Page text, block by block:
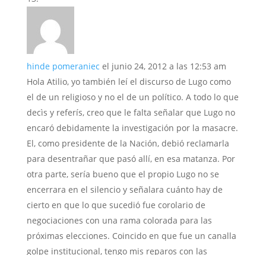
hinde pomeraniec el junio 24, 2012 a las 12:53 am
Hola Atilio, yo también leí el discurso de Lugo como
el de un religioso y no el de un político. A todo lo que
decìs y referís, creo que le falta señalar que Lugo no
encaró debidamente la investigación por la masacre.
El, como presidente de la Nación, debió reclamarla
para desentrañar que pasó allí, en esa matanza. Por
otra parte, sería bueno que el propio Lugo no se
encerrara en el silencio y señalara cuánto hay de
cierto en que lo que sucedió fue corolario de
negociaciones con una rama colorada para las
próximas elecciones. Coincido en que fue un canalla
golpe institucional, tengo mis reparos con las